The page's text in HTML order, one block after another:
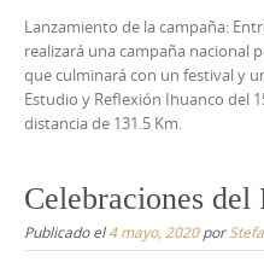
Lanzamiento de la campaña:
realizará una campaña nacional
que culminará con un festival y
Estudio y Reflexión Ihuanco del
distancia de 131.5 Km.
Celebraciones
Publicado el4 mayo, 2020por